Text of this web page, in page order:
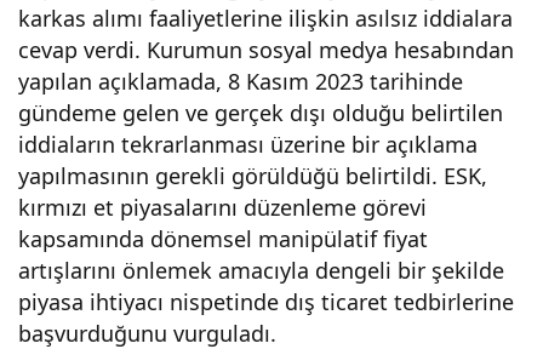
karkas alımı faaliyetlerine ilişkin asılsız iddialara
cevap verdi. Kurumun sosyal medya hesabından
yapılan açıklamada, 8 Kasım 2023 tarihinde
gündeme gelen ve gerçek dışı olduğu belirtilen
iddiaların tekrarlanması üzerine bir açıklama
yapılmasının gerekli görüldüğü belirtildi. ESK,
kırmızı et piyasalarını düzenleme görevi
kapsamında dönemsel manipülatif fiyat
artışlarını önlemek amacıyla dengeli bir şekilde
piyasa ihtiyacı nispetinde dış ticaret tedbirlerine
başvurduğunu vurguladı.